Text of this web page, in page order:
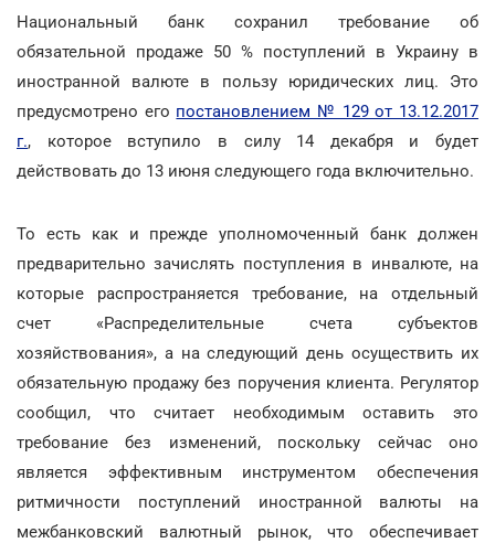
Национальный банк сохранил требование об
обязательной продаже 50 % поступлений в Украину в
иностранной валюте в пользу юридических лиц. Это
предусмотрено его постановлением № 129 от 13.12.2017
г., которое вступило в силу 14 декабря и будет
действовать до 13 июня следующего года включительно.
То есть как и прежде уполномоченный банк должен
предварительно зачислять поступления в инвалюте, на
которые распространяется требование, на отдельный
счет «Распределительные счета субъектов
хозяйствования», а на следующий день осуществить их
обязательную продажу без поручения клиента. Регулятор
сообщил, что считает необходимым оставить это
требование без изменений, поскольку сейчас оно
является эффективным инструментом обеспечения
ритмичности поступлений иностранной валюты на
межбанковский валютный рынок, что обеспечивает